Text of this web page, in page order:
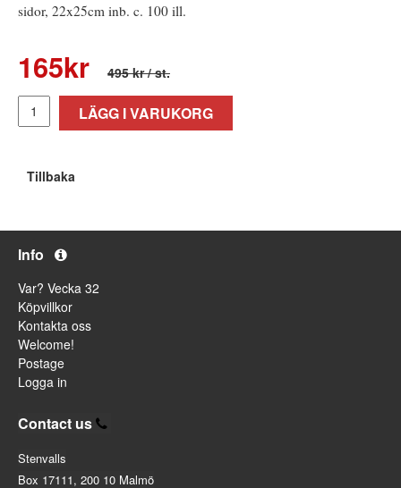
sidor, 22x25cm inb. c. 100 ill.
165kr 495 kr/ st.
LÄGG I VARUKORG
Tillbaka
Info
Var? Vecka 32
Köpvillkor
Kontakta oss
Welcome!
Postage
Logga in
Contact us
Stenvalls
Box 17111, 200 10 Malmö